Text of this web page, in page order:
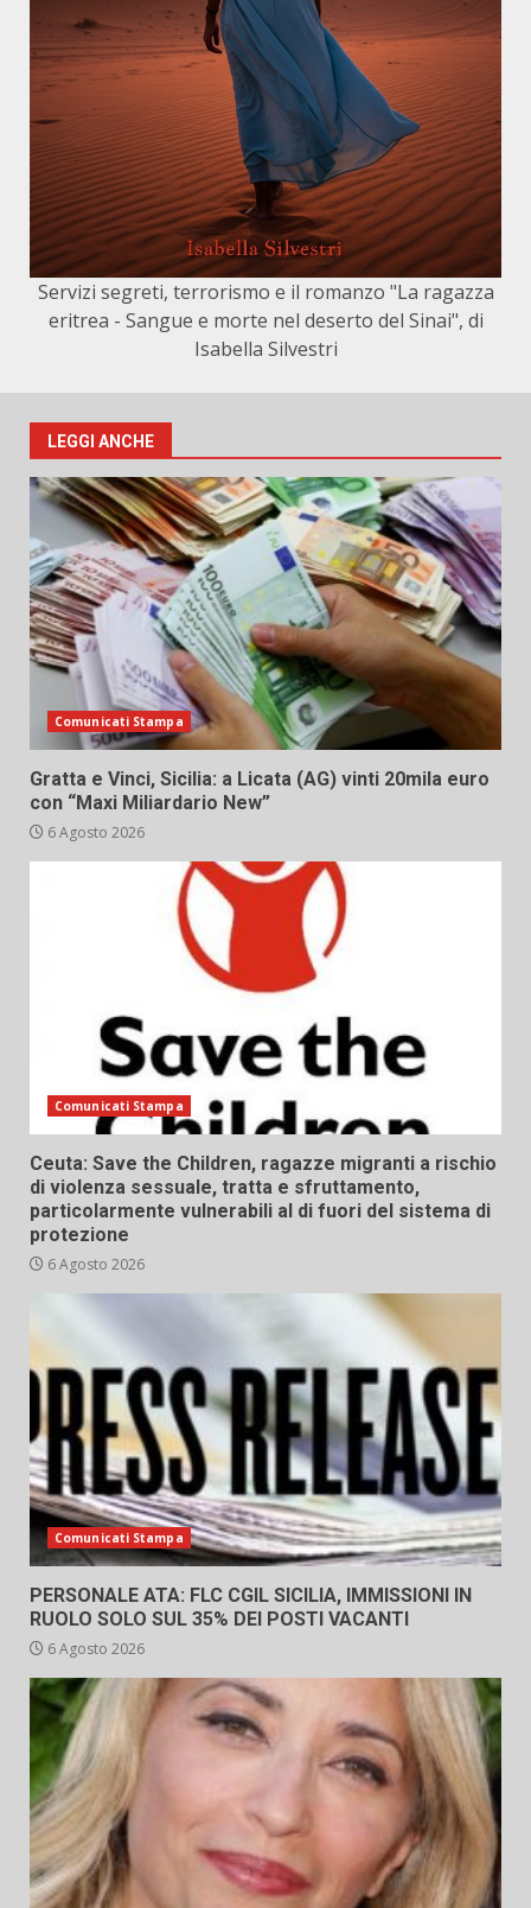
Servizi segreti, terrorismo e il romanzo "La ragazza
eritrea - Sangue e morte nel deserto del Sinai", di
Isabella Silvestri
LEGGI ANCHE
Comunicati Stampa
Gratta e Vinci, Sicilia: a Licata (AG) vinti 20mila euro
con “Maxi Miliardario New”
6 Agosto 2026
Comunicati Stampa
Ceuta: Save the Children, ragazze migranti a rischio
di violenza sessuale, tratta e sfruttamento,
particolarmente vulnerabili al di fuori del sistema di
protezione
6 Agosto 2026
Comunicati Stampa
PERSONALE ATA: FLC CGIL SICILIA, IMMISSIONI IN
RUOLO SOLO SUL 35% DEI POSTI VACANTI
6 Agosto 2026